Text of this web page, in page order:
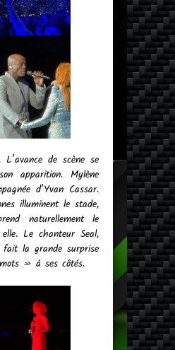
de scène se
apparition. Mylène
d’Yvan Cassar.
illuminent le stade,
naturellement le
Le chanteur Seal,
la grande surprise
» à ses côtés.